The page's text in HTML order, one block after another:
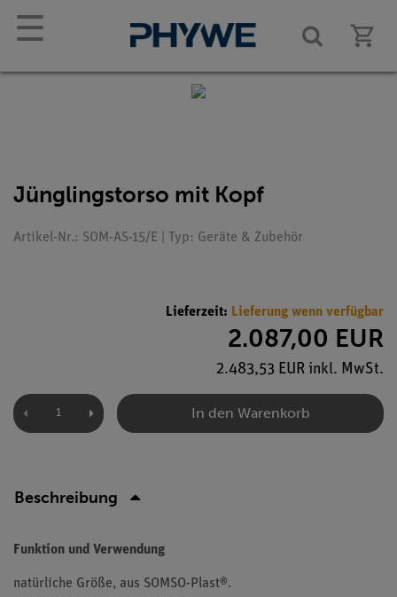
☰
Jünglingstorso mit Kopf
Artikel-Nr.: SOM-AS-15/E | Typ: Geräte & Zubehör
Lieferzeit: Lieferung wenn verfügbar
2.087,00 EUR
2.483,53 EUR inkl. MwSt.
In den Warenkorb
Beschreibung
Funktion und Verwendung
natürliche Größe, aus SOMSO-Plast®.